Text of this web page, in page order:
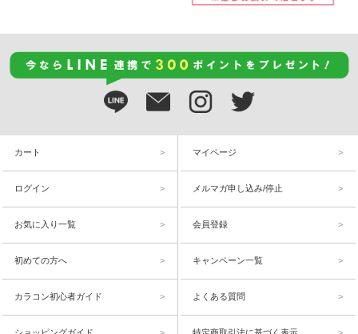
カート マイページ
ログイン メルマガ申し込み/停止
お気に入り一覧 会員登録
初めての方へ キャンペーン一覧
カラコン初心者ガイド よくある質問